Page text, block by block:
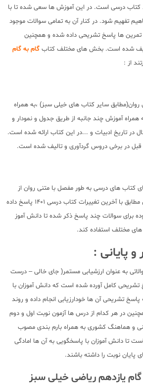
درسی است. در این آموزش ها سعی شده تا با
تفهیم شود. در کنار آن به تمامی سوالات موجود
تمرین ها پاسخ تشریحی داده شده و همچنین
شده است. بخش های مختلف کتاب گام به گام
از :
روان(مطابق سایر کتاب های خیلی سبز) ،به همراه
آموزش چند جانبه از طریق جدول و نمودار و
در تاریخ ادبیات و ...در این کتاب ارائه شده است.
قبل در برخی دروس گردآوری و تالیف شده است.
کتاب های درسی به طور مفصل با متنی روان از
تمارین و سوالات کتاب درسی مطابق با آخرین تغییرات کتاب درسی 1401 پاسخ داده
برای سوالات چند پاسخ ذکر شده تا دانش آموز
های مختلف استفاده کند.
پایانی :
به عنوان ارزشیابی مستمر( جای خالی – درست
کامل آورده شده است که دانش آموزان با
تشریحی آن ها خودارزیابی انجام داده و روند
در هر کدام از درس ها آزمون نوبت اول و دوم
و هماهنگ کشوری به همراه بارم بندی مصوب
تا دانش آموزان با پاسخگویی به آن ها امادگی
نوبت را داشته باشند.
یازدهم ریاضی خیلی سبز